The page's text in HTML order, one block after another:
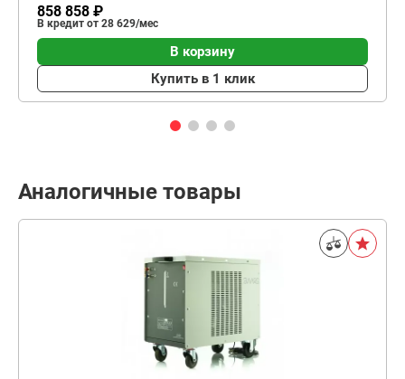
858 858 ₽
В кредит от 28 629/мес
В корзину
Купить в 1 клик
Аналогичные товары